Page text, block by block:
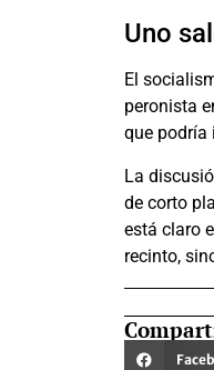
Uno
El
peronista
que podría
La
de corto
está claro
recinto,